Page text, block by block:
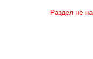
Раздел не